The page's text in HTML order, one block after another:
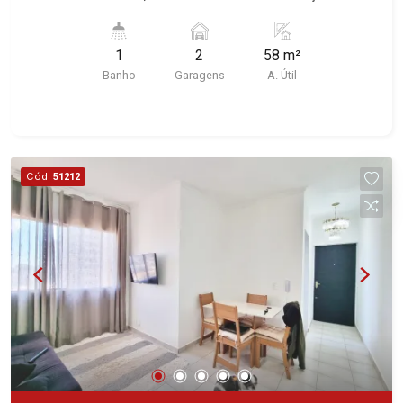
Imobiliária selecionou para você: - 58m² de área
útil - 1 WC - 2 vagas - Face sombra - Vista Olhos
casas e terrenos residenciais e comerciais nos
bairros mais desejados da Zona Sul,
reconhecidos por sua segurança, infraestrutura e
qualidade de vida incomparável. Atuamos nos
bairros de maior prestígio da região, como: Alto
da Boa Vista, Jardim Botânico, Jardim Olhos
D`Água, Vila do Golfe, City Ribeirão, Jardim
Canadá, Guaporé, Ilhas do Sul, Jardim Nova
Aliança, Boulevard, Higienópolis, Sumaré, Jardim
América, Alto do Ipê, Jardim Irajá, Royal Park,
Jardim Califórnia, Quinta da Primavera, Bonfim
1
Banho
2
Garagens
58 m²
A. Útil
Cód. 51212